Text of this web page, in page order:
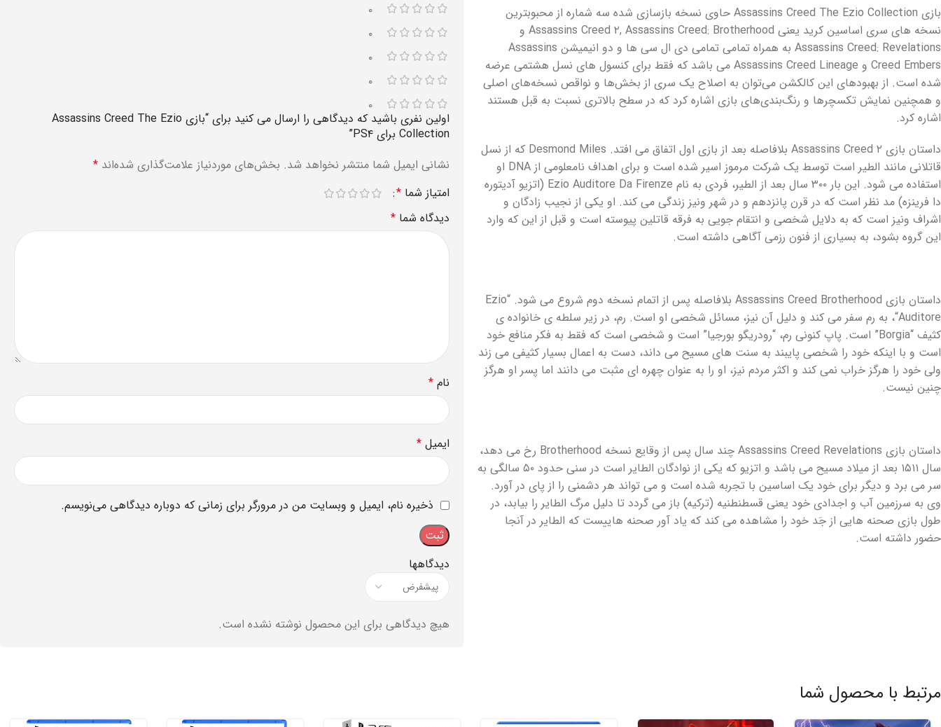
بازی Assassins Creed The Ezio Collection حاوی نسخه بازسازی شده سه شماره از محبوبترین
نسخه های سری اساسین کرید یعنی Assassins Creed ۲, Assassins Creed: Brotherhood و
Assassins Creed: Revelations به همراه تمامی تمامی دی ال سی ها و دو انیمیشن Assassins
Creed Embers و Assassins Creed Lineage می باشد که فقط برای کنسول های نسل هشتمی عرضه
شده است. از بهبود‌های این کالکشن می‌توان به اصلاح یک سری از بخش‌ها و نواقص نسخه‌های اصلی
و همچنین نمایش تکسچر‌ها و رنگ‌بندی‌های بازی اشاره کرد که در سطح بالاتری نسبت به قبل هستند
اشاره کرد.
داستان بازی Assassins Creed ۲ بلافاصله بعد از بازی اول اتفاق می افتد. Desmond Miles که از نسل
قاتلانی مانند الطیر است توسط یک شرکت مرموز اسیر شده است و برای اهداف نامعلومی از DNA او
استفاده می شود. این بار ۳۰۰ سال بعد از الطیر، فردی به نام Ezio Auditore Da Firenze (اتزیو آدیتوره
دا فرینزه) مد نظر است که در قرن پانزدهم و در شهر ونیز زندگی می کند. او یکی از نجیب زادگان و
اشراف ونیز است که به دلایل شخصی و انتقام جویی به فرقه قاتلین پیوسته است و قبل از این که وارد
این گروه بشود، به بسیاری از فنون رزمی آگاهی داشته است.
داستان بازی Assassins Creed Brotherhood بلافاصله پس از اتمام نسخه دوم شروع می شود. “Ezio
Auditore“، به رم سفر می کند و دلیل آن نیز، مسائل شخصی او است. رم، در زیر سلطه ی خانواده ی
کثیف “Borgia” است. پاپ کنونی رم، “رودریگو بورجیا” است و شخصی است که فقط به فکر منافع خود
است و با اینکه خود را شخصی پایبند به سنت های مسیح می داند، دست به اعمال بسیار کثیفی می زند
ولی خود را هرگز خراب نمی کند و اکثر مردم نیز، او را به عنوان چهره ای مثبت می دانند اما پسر او هرگز
چنین نیست.
داستان بازی Assassins Creed Revelations چند سال پس از وقایع نسخه Brotherhood رخ می دهد،
سال ۱۵۱۱ بعد از میلاد مسیح می باشد و اتزیو که یکی از نوادگان الطایر است در سنی حدود ۵۰ سالگی به
سر می برد و دیگر برای خود یک اساسین با تجربه شده است و می تواند هر دشمنی را از پای در آورد.
وی به سرزمین آب و اجدادی خود یعنی قسطنطنیه (ترکیه) باز می گردد تا دلیل مرگ الطایر را بیابد، در
طول بازی صحنه هایی از جَد خود را مشاهده می کند که یاد آور صحنه هاییست که الطایر در آنجا
حضور داشته است.
۰
۰
۰
۰
۰
دیدگاهها
هیچ دیدگاهی برای این محصول نوشته نشده است.
اولین نفری باشید که دیدگاهی را ارسال می کنید برای “بازی Assassins Creed The Ezio
Collection برای PS۴”
نشانی ایمیل شما منتشر نخواهد شد. بخش‌های موردنیاز علامت‌گذاری شده‌اند *
امتیاز شما *
دیدگاه شما *
نام *
ایمیل *
ذخیره نام، ایمیل و وبسایت من در مرورگر برای زمانی که دوباره دیدگاهی می‌نویسم.
مرتبط با محصول شما